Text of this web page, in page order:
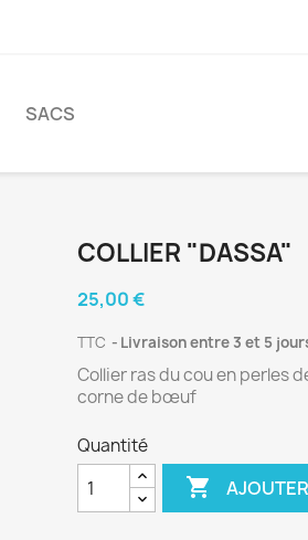
SACS
COLLIER "DASSA"
25,00 €
TTC Livraison entre 3 et 5
Collier ras du cou en perles
corne de bœuf
Quantité
